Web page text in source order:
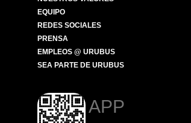
EQUIPO
REDES SOCIALES
PRENSA
EMPLEOS @ URUBUS
SEA PARTE DE URUBUS
APP